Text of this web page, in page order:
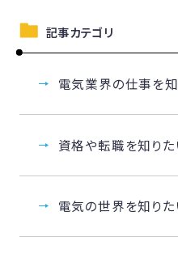
記事カテゴリ
電気業界の仕事を
資格や転職を知りた
電気の世界を知りた